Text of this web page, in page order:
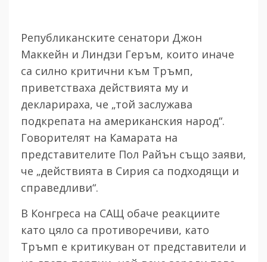
Републиканските сенатори Джон
Маккейн и Линдзи Геръм, които иначе
са силно критични към Тръмп,
приветстваха действията му и
декларираха, че „той заслужава
подкрепата на американския народ“.
Говорителят на Камарата на
представителите Пол Райън също заяви,
че „действията в Сирия са подходящи и
справедливи“.
В Конгреса на САЩ обаче реакциите
като цяло са противоречиви, като
Тръмп е критикуван от представители и